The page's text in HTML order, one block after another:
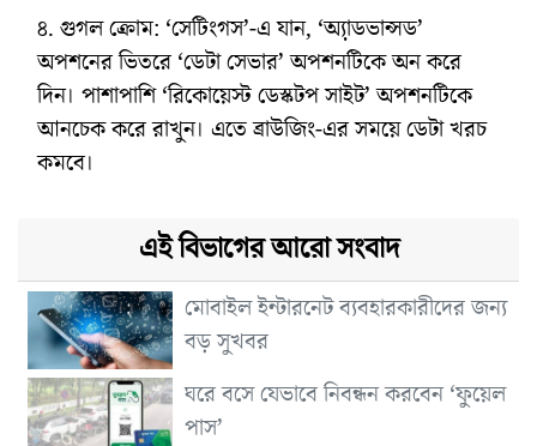
৪. গু‌গল ক্রোম: ‘সেটিংগস’-এ যান, ‘অ্যা়ডভান্সড’
অপশনের ভিতরে ‘ডেটা সেভার’ অপশনটিকে অন করে
দিন। পাশাপাশি ‘রিকোয়েস্ট ডেস্কটপ সাইট’ অপশনটিকে
আনচেক করে রাখুন। এতে ব্রাউজিং-এর সময়ে ডেটা খরচ
কমবে।
এই বিভাগের আরো সংবাদ
মোবাইল ইন্টারনেট ব্যবহারকারীদের জন্য
বড় সুখবর
ঘরে বসে যেভাবে নিবন্ধন করবেন ‘ফুয়েল
পাস’